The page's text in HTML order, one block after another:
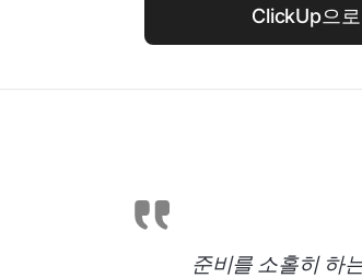
ClickUp으
준비를 소홀히 하